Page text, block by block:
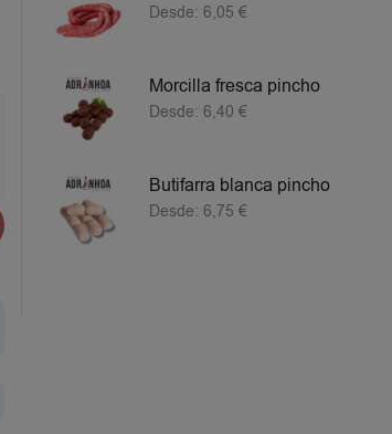
Desde: 6,05 €
Morcilla fresca pincho
Desde: 6,40 €
Butifarra blanca pincho
Desde: 6,75 €